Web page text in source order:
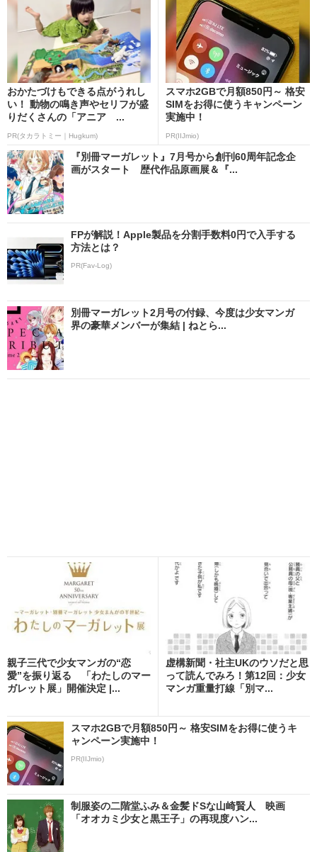
おかたづけもできる点がうれし
い！ 動物の鳴き声やセリフが盛
りだくさんの「アニア ...
PR(タカラトミー｜Hugkum)
スマホ2GBで月額850円～ 格安
SIMをお得に使うキャンペーン
実施中！
PR(IIJmio)
『別冊マーガレット』7月号から創刊60周年記念企
画がスタート 歴代作品原画展＆『...
FPが解説！Apple製品を分割手数料0円で入手する
方法とは？
PR(Fav-Log)
別冊マーガレット2月号の付録、今度は少女マンガ
界の豪華メンバーが集結 | ねとら...
親子三代で少女マンガの“恋
愛”を振り返る 「わたしのマー
ガレット展」開催決定 |...
虚構新聞・社主UKのウソだと思
って読んでみろ！第12回：少女
マンガ重量打線「別マ...
スマホ2GBで月額850円～ 格安SIMをお得に使うキ
ャンペーン実施中！
PR(IIJmio)
制服姿の二階堂ふみ＆金髪ドSな山崎賢人 映画
「オオカミ少女と黒王子」の再現度ハン...